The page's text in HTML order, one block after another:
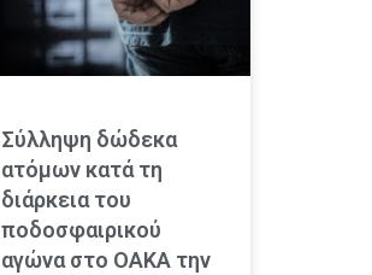
Σύλληψη δώδεκα
ατόμων κατά τη
διάρκεια του
ποδοσφαιρικού
αγώνα στο ΟΑΚΑ την